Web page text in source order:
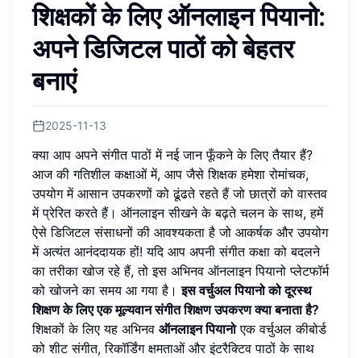
शिक्षकों के लिए ऑनलाइन पियानो:
अपने डिजिटल पाठों को बेहतर
बनाएं
2025-11-13
क्या आप अपने संगीत पाठों में नई जान फूँकने के लिए तैयार हैं?
आज की गतिशील कक्षाओं में, आप जैसे शिक्षक हमेशा रोमांचक,
उपयोग में आसान उपकरणों को ढूंढते रहते हैं जो छात्रों को वास्तव
में प्रेरित करते हैं। ऑनलाइन सीखने के बढ़ते चलन के साथ, हमें
ऐसे डिजिटल संसाधनों की आवश्यकता है जो आकर्षक और उपयोग
में अत्यंत आनंददायक हों! यदि आप अपनी संगीत कक्षा को बदलने
का तरीका खोज रहे हैं, तो इस अभिनव ऑनलाइन पियानो प्लेटफॉर्म
को खोजने का समय आ गया है।इस वर्चुअल पियानो को दूरस्थ
शिक्षण के लिए एक मूल्यवान संगीत शिक्षण उपकरण क्या बनाता है?
शिक्षकों के लिए यह अभिनव ऑनलाइन पियानोएक वर्चुअल कीबोर्ड
को शीट संगीत, रिकॉर्डिंग क्षमताओं और इंटरैक्टिव पाठों के साथ